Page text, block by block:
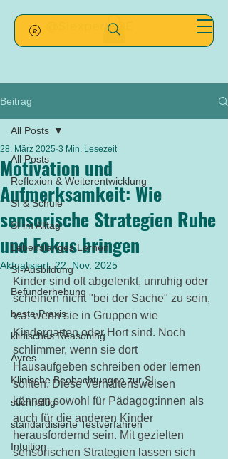
@SIexpertsDE
Beitrag
All Posts
Reflexion & Weiterentwicklung
SI & Schule
SI im Alltag
Lebenslanges Lernen
SI-Ausbildung
Befunderhebung
beste Praxis
klinisches Reasoning
Ayres
Klinische Beobachtungen zur SI
stichhaltig
standardisierte Testverfahren
Intuition
All Posts
Motivation und
Aufmerksamkeit: Wie
sensorische Strategien Ruhe
und Fokus bringen
28. März 2025 3 Min. Lesezeit
Aktualisiert:22. Nov. 2025
Kinder sind oft abgelenkt, unruhig oder
scheinen nicht "bei der Sache" zu sein,
v.a. wenn sie in Gruppen wie
Kindergarten oder Hort sind. Noch
schlimmer, wenn sie dort
Hausaufgeben schreiben oder lernen
sollten. Diese Verhaltensweisen
können sowohl für Pädagog:innen als
auch für die anderen Kinder
herausfordernd sein. Mit gezielten
sensorischen Strategien lassen sich